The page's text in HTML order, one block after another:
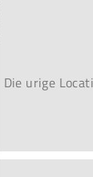
Die urige